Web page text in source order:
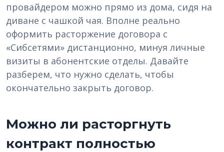
провайдером можно прямо из дома, сидя на
диване с чашкой чая. Вполне реально
оформить расторжение договора с
«Сибсетями» дистанционно, минуя личные
визиты в абонентские отделы. Давайте
разберем, что нужно сделать, чтобы
окончательно закрыть договор.
Можно ли расторгнуть
контракт полностью